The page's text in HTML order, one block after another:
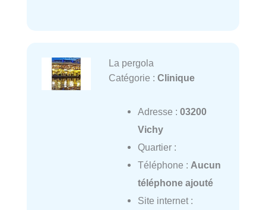
La pergola
Catégorie : Clinique
Adresse : 03200
Vichy
Quartier :
Téléphone : Aucun
téléphone ajouté
Site internet :